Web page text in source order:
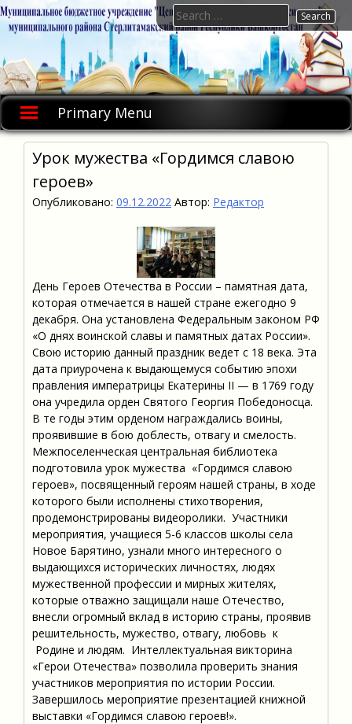
Skip
to
Primary Menu
Search
for:
Урок мужества «Гордимся славою
героев»
Опубликовано: 09.12.2022 Автор: Редактор
День Героев Отечества в России – памятная дата,
которая отмечается в нашей стране ежегодно 9
декабря. Она установлена Федеральным законом РФ
«О днях воинской славы и памятных датах России».
Свою историю данный праздник ведет с 18 века. Эта
дата приурочена к выдающемуся событию эпохи
правления императрицы Екатерины II — в 1769 году
она учредила орден Святого Георгия Победоносца.
В те годы этим орденом награждались воины,
проявившие в бою доблесть, отвагу и смелость.
Межпоселенческая центральная библиотека
подготовила урок мужества «Гордимся славою
героев», посвященный героям нашей страны, в ходе
которого были исполнены стихотворения,
продемонстрированы видеоролики. Участники
мероприятия, учащиеся 5-6 классов школы села
Новое Барятино, узнали много интересного о
выдающихся исторических личностях, людях
мужественной профессии и мирных жителях,
которые отважно защищали наше Отечество,
внесли огромный вклад в историю страны, проявив
решительность, мужество, отвагу, любовь к
Родине и людям. Интеллектуальная викторина
«Герои Отечества» позволила проверить знания
участников мероприятия по истории России.
Завершилось мероприятие презентацией книжной
выставки «Гордимся славою героев!».